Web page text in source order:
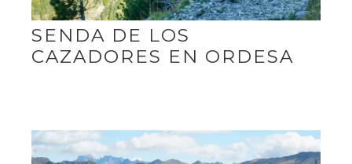
SENDA DE LOS
CAZADORES EN ORDESA